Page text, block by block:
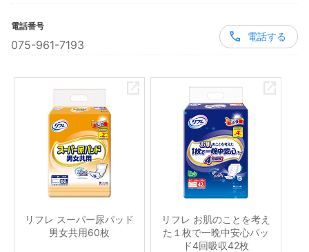
電話番号
075-961-7193
電話する
リフレ スーパー尿パッド
男女共用60枚
リフレ お肌のことを考え
た１枚で一晩中安心パッ
ド4回吸収42枚